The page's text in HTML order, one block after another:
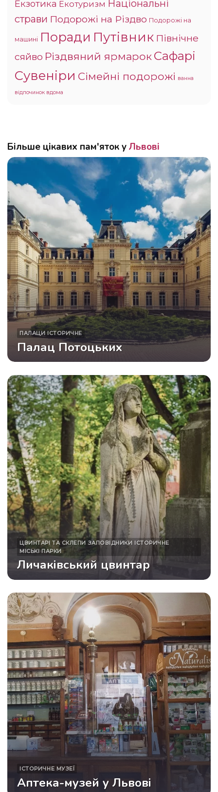
Екзотика Екотуризм Національні
страви Подорожі на Різдво Подорожі на
машині Поради Путівник Північне
сяйво Різдвяний ярмарокСафарі
Сувеніри Сімейні подорожі ванна
відпочинок вдома
Більше цікавих пам'яток уЛьвові
ПАЛАЦИ ІСТОРИЧНЕ
Палац Потоцьких
ЦВИНТАРІ ТА СКЛЕПИ ЗАПОВІДНИКИ ІСТОРИЧНЕ
МІСЬКІ ПАРКИ
Личаківський цвинтар
ІСТОРИЧНЕ МУЗЕЇ
Аптека-музей у Львові